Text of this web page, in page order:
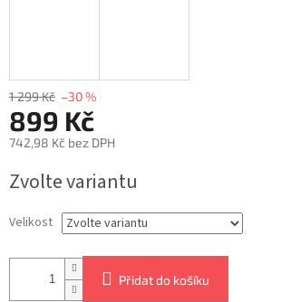
1 299 Kč –30 %
899 Kč
742,98 Kč bez DPH
cena:
Zvolte variantu
Velikost
Přidat do košíku